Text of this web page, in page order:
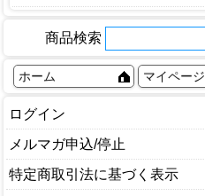
ステッカー
タイマー
配電盤・ブレーカー
その他
双眼鏡・顕微鏡
望遠鏡
老眼鏡
商品検索
ホーム マイページ
ログイン
メルマガ申込/停止
特定商取引法に基づく表示